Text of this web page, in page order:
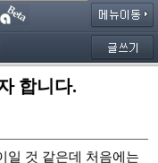
합니다.
일 것 같은데 처음에는